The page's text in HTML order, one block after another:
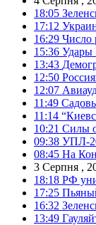
18:05
17:12
16:29 Число
15:36 Удары
13:43
12:50
12:07
11:49
11:14
10:21 Силы
09:38 УПЛ-
08:45 На
3 Серпня ,
18:18 РФ
17:25
16:32
13:49